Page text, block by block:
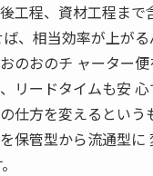
工程、資材工程ま
、相当効率が上がる
のおのチ ャーター
ードタイムも安 心
仕方を変えるという
保管型から流通型